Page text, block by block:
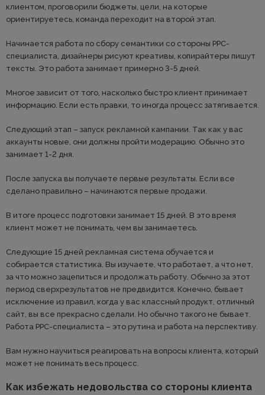
клиентом, проговорили бюджеты, цели, на которые
ориентируетесь, команда переходит на второй этап.
Начинается работа по сбору семантики со стороны PPC-
специалиста, дизайнеры рисуют креативы, копирайтеры пишут
тексты. Это работа занимает примерно 3-5 дней.
Многое зависит от того, насколько быстро клиент принимает
информацию. Если есть правки, то иногда процесс затягивается.
Следующий этап – запуск рекламной кампании. Так как у вас
аккаунты новые, они должны пройти модерацию. Обычно это
занимает 1-2 дня.
После запуска вы получаете первые результаты. Если все
сделано правильно – начинаются первые продажи.
В итоге процесс подготовки занимает 15 дней. В это время
клиент может не понимать, чем вы занимаетесь.
Следующие 15 дней рекламная система обучается и
собирается статистика. Вы изучаете, что работает, а что нет,
за что можно зацепиться и продолжать работу. Обычно за этот
период сверхрезультатов не предвидится. Конечно, бывает
исключение из правил, когда у вас классный продукт, отличный
сайт, вы все прекрасно сделали. Но обычно такого не бывает.
Работа PPC-специалиста – это рутина и работа на перспективу.
Вам нужно научиться реагировать на вопросы клиента, который
может не понимать весь процесс.
Как избежать недовольства со стороны клиента